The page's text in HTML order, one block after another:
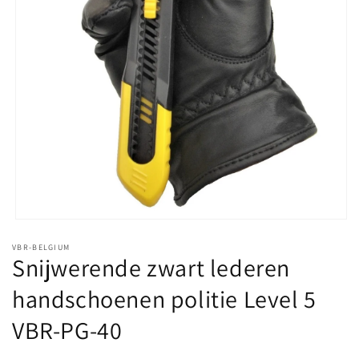
openen
in
modaal
VBR-BELGIUM
Snijwerende zwart lederen
handschoenen politie Level 5
VBR-PG-40